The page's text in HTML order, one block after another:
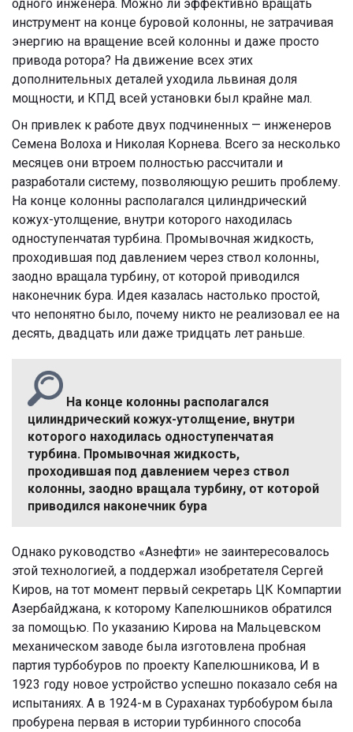
одного инженера. Можно ли эффективно вращать
инструмент на конце буровой колонны, не затрачивая
энергию на вращение всей колонны и даже просто
привода ротора? На движение всех этих
дополнительных деталей уходила львиная доля
мощности, и КПД всей установки был крайне мал.
Он привлек к работе двух подчиненных — инженеров
Семена Волоха и Николая Корнева. Всего за несколько
месяцев они втроем полностью рассчитали и
разработали систему, позволяющую решить проблему.
На конце колонны располагался цилиндрический
кожух-утолщение, внутри которого находилась
одноступенчатая турбина. Промывочная жидкость,
проходившая под давлением через ствол колонны,
заодно вращала турбину, от которой приводился
наконечник бура. Идея казалась настолько простой,
что непонятно было, почему никто не реализовал ее на
десять, двадцать или даже тридцать лет раньше.
На конце колонны располагался
цилиндрический кожух-утолщение, внутри
которого находилась одноступенчатая
турбина. Промывочная жидкость,
проходившая под давлением через ствол
колонны, заодно вращала турбину, от которой
приводился наконечник бура
Однако руководство «Азнефти» не заинтересовалось
этой технологией, а поддержал изобретателя Сергей
Киров, на тот момент первый секретарь ЦК Компартии
Азербайджана, к которому Капелюшников обратился
за помощью. По указанию Кирова на Мальцевском
механическом заводе была изготовлена пробная
партия турбобуров по проекту Капелюшникова, И в
1923 году новое устройство успешно показало себя на
испытаниях. А в 1924-м в Сураханах турбобуром была
пробурена первая в истории турбинного способа